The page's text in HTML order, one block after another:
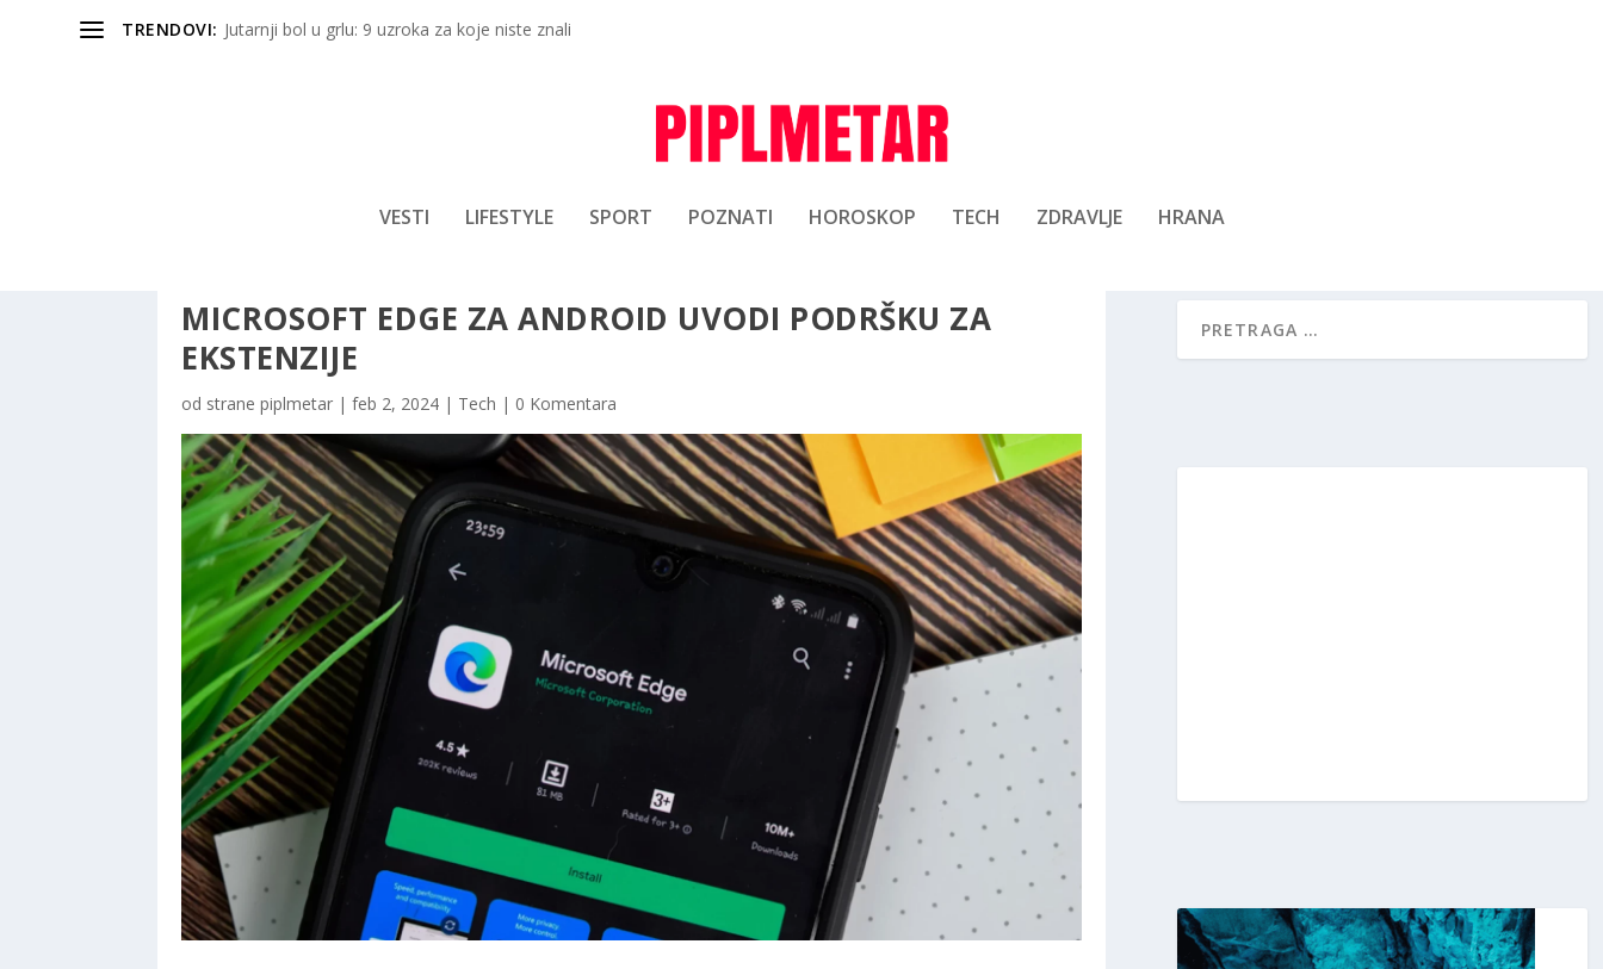
TRENDOVI: Jutarnji bol u grlu: 9 uzroka za koje niste znali
VESTI LIFESTYLE SPORT POZNATI HOROSKOP TECH ZDRAVLJE HRANA
MICROSOFT EDGE ZA ANDROID UVODI PODRŠKU ZA
EKSTENZIJE
od strane piplmetar | feb 2, 2024 | Tech | 0 Komentara